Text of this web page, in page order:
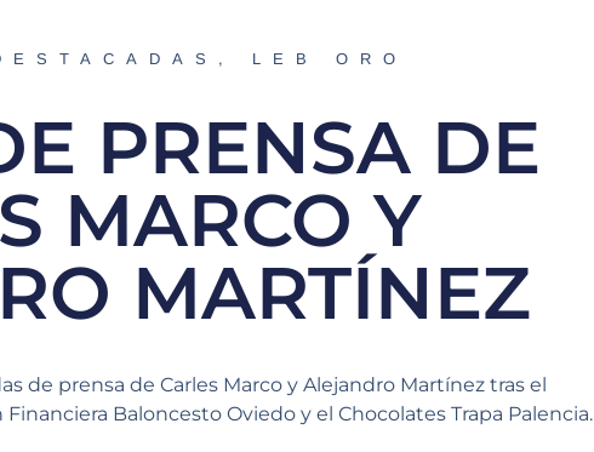
, LEB ORO
PRENSA DE
MARCO Y
MARTÍNEZ
de prensa de Carles Marco y Alejandro Martínez tras el
Baloncesto Oviedo y el Chocolates Trapa Palencia.